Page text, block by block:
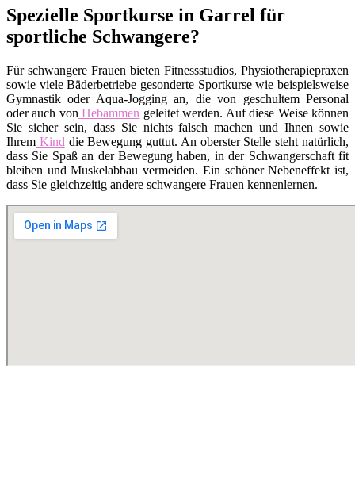
Spezielle Sportkurse in Garrel für
sportliche Schwangere?
Für schwangere Frauen bieten Fitnessstudios, Physiotherapiepraxen
sowie viele Bäderbetriebe gesonderte Sportkurse wie beispielsweise
Gymnastik oder Aqua-Jogging an, die von geschultem Personal
oder auch von Hebammen geleitet werden. Auf diese Weise können
Sie sicher sein, dass Sie nichts falsch machen und Ihnen sowie
Ihrem Kind die Bewegung guttut. An oberster Stelle steht natürlich,
dass Sie Spaß an der Bewegung haben, in der Schwangerschaft fit
bleiben und Muskelabbau vermeiden. Ein schöner Nebeneffekt ist,
dass Sie gleichzeitig andere schwangere Frauen kennenlernen.